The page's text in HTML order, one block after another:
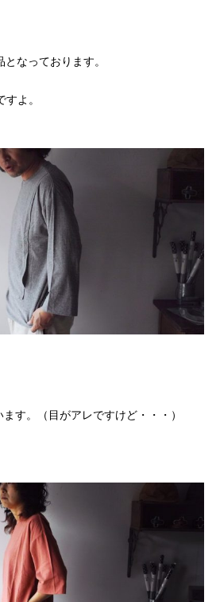
なっております。
よ。
す。（目がアレですけど・・・）